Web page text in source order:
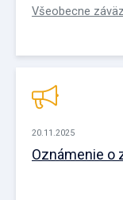
Všeobecne
20.11.2025
Oznámenie o